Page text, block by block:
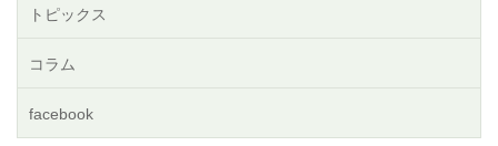
トピックス
コラム
facebook